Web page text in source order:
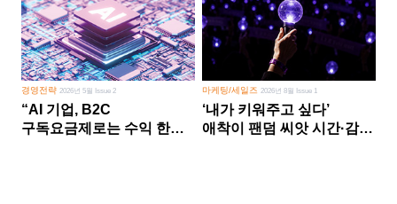
경영전략 2026년 5월 Issue 2
“AI 기업, B2C
구독요금제로는 수익 한계
마케팅/세일즈 2026년 8월 Issue 1
‘내가 키워주고 싶다’
애착이 팬덤 씨앗 시간·감정